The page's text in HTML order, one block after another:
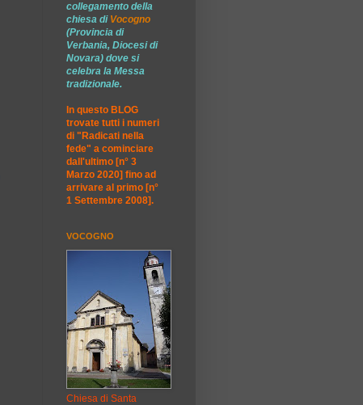
collegamento della
chiesa di Vocogno
(Provincia di
Verbania, Diocesi di
Novara) dove si
celebra la Messa
tradizionale.
In questo BLOG
trovate tutti i numeri
di "Radicati nella
fede" a cominciare
dall'ultimo [n° 3
Marzo 2020] fino ad
arrivare al primo [n°
1 Settembre 2008].
VOCOGNO
Chiesa di Santa